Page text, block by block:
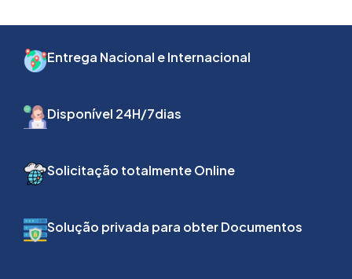
Entrega Nacional e Internacional
Disponível 24H/7dias
Solicitação totalmente Online
Solução privada para obter Documentos